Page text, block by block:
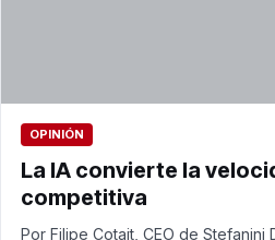
OPINIÓN
La IA convierte la
competitiva
Por Filipe Cotait, CEO de Stefanini